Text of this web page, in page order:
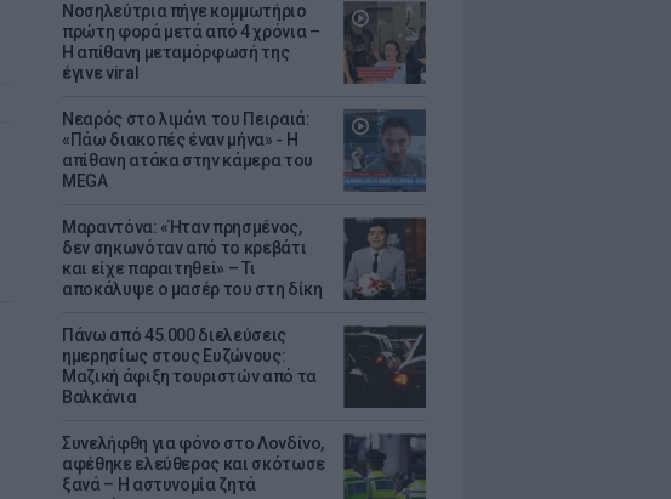
Νοσηλεύτρια πήγε κομμωτήριο
πρώτη φορά μετά από 4 χρόνια –
Η απίθανη μεταμόρφωσή της
έγινε viral
Νεαρός στο λιμάνι του Πειραιά:
«Πάω διακοπές έναν μήνα» - Η
απίθανη ατάκα στην κάμερα του
MEGA
Μαραντόνα: «Ήταν πρησμένος,
δεν σηκωνόταν από το κρεβάτι
και είχε παραιτηθεί» – Τι
αποκάλυψε ο μασέρ του στη δίκη
Πάνω από 45.000 διελεύσεις
ημερησίως στους Ευζώνους:
Μαζική άφιξη τουριστών από τα
Βαλκάνια
Συνελήφθη για φόνο στο Λονδίνο,
αφέθηκε ελεύθερος και σκότωσε
ξανά – Η αστυνομία ζητά